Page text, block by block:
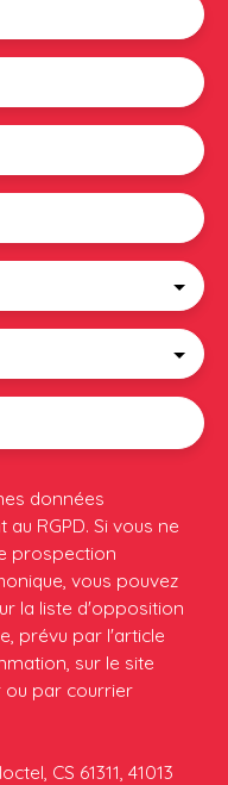
données
RGPD. Si vous ne
prospection
vous pouvez
la liste d'opposition
prévu par l'article
sur le site
ou par courrier
CS 61311, 41013